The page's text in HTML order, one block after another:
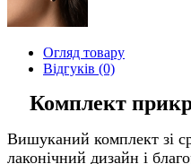
Огляд товару
Відгуків (0)
Комплект
Вишуканий комплект зі
лаконічний дизайн і